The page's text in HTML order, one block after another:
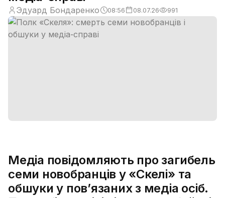
Эдуард Бондаренко 08:56 08.07.26 991
Медіа повідомляють про загибель
семи новобранців у «Скелі» та
обшуки у пов’язаних з медіа осіб.